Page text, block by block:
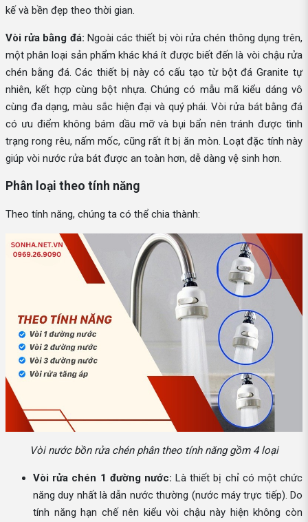
kế và bền đẹp theo thời gian.
Vòi rửa bằng đá: Ngoài các thiết bị vòi rửa chén thông dụng trên,
một phân loại sản phẩm khác khá ít được biết đến là vòi chậu rửa
chén bằng đá. Các thiết bị này có cấu tạo từ bột đá Granite tự
nhiên, kết hợp cùng bột nhựa. Chúng có mẫu mã kiểu dáng vô
cùng đa dạng, màu sắc hiện đại và quý phái. Vòi rửa bát bằng đá
có ưu điểm không bám dầu mỡ và bụi bẩn nên tránh được tình
trạng rong rêu, nấm mốc, cũng rất ít bị ăn mòn. Loạt đặc tính này
giúp vòi nước rửa bát được an toàn hơn, dễ dàng vệ sinh hơn.
Phân loại theo tính năng
Theo tính năng, chúng ta có thể chia thành:
Vòi nước bồn rửa chén phân theo tính năng gồm 4 loại
Vòi rửa chén 1 đường nước: Là thiết bị chỉ có một chức
năng duy nhất là dẫn nước thường (nước máy trực tiếp). Do
tính năng hạn chế nên kiểu vòi chậu này hiện không còn